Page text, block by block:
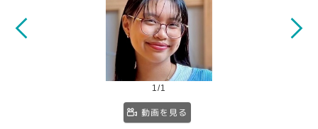
1/1
動画を見る